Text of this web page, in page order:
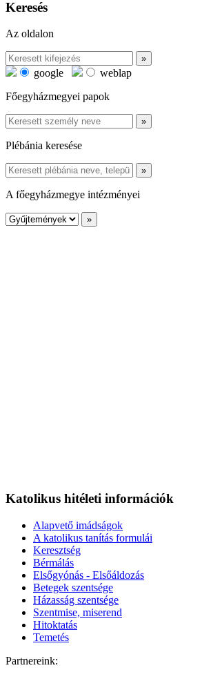
Keresés
Az oldalon
google
weblap
Főegyházmegyei papok
Plébánia keresése
A főegyházmegye intézményei
Katolikus hitéleti információk
Alapvető imádságok
A katolikus tanítás formulái
Keresztség
Bérmálás
Elsőgyónás - Elsőáldozás
Betegek szentsége
Házasság szentsége
Szentmise, miserend
Hitoktatás
Temetés
Partnereink: